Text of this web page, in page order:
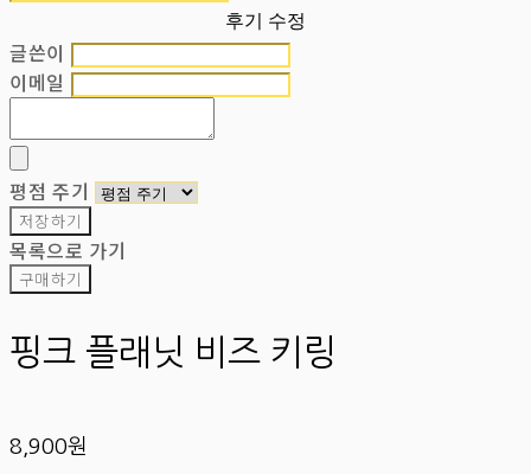
후기 수정
글쓴이
이메일
평점 주기
저장하기
목록으로 가기
구매하기
핑크 플래닛 비즈 키링
8,900원